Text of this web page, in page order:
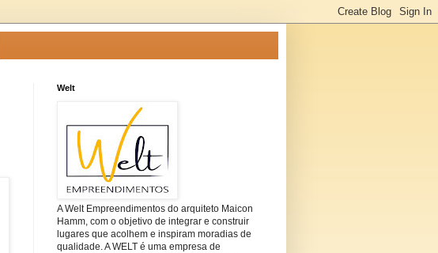
Welt
A Welt Empreendimentos do arquiteto Maicon
Hamm, com o objetivo de integrar e construir
lugares que acolhem e inspiram moradias de
qualidade. A WELT é uma empresa de